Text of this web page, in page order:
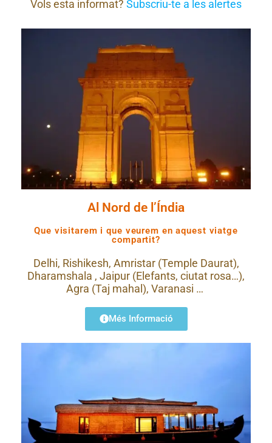
Vols esta informat? Subscriu-te a les alertes
Al Nord de l’Índia
Que visitarem i que veurem en aquest viatge
compartit?
Delhi, Rishikesh, Amristar (Temple Daurat),
Dharamshala , Jaipur (Elefants, ciutat rosa…),
Agra (Taj mahal), Varanasi …
Més Informació